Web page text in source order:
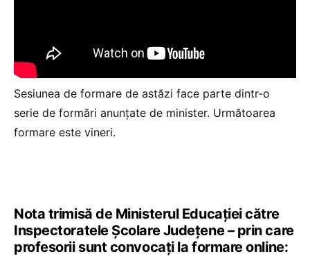
Sesiunea de formare de astăzi face parte dintr-o
serie de formări anunțate de minister. Următoarea
formare este vineri.
Nota trimisă de Ministerul Educației către
Inspectoratele Școlare Județene – prin care
profesorii sunt convocați la formare online: